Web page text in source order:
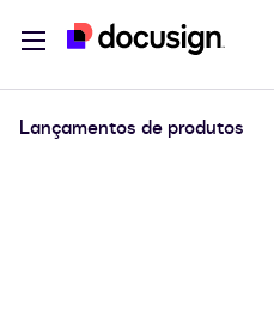
Lançamentos de produtos